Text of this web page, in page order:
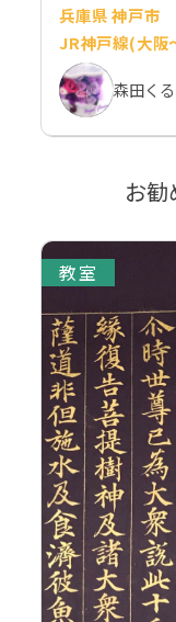
兵庫県 神戸市
JR神戸線(大阪
森田く
お
教室